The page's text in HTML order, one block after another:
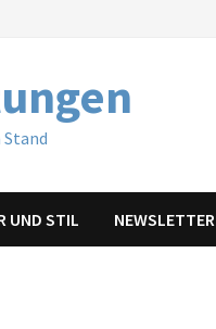
UND STIL NEWSLETTER